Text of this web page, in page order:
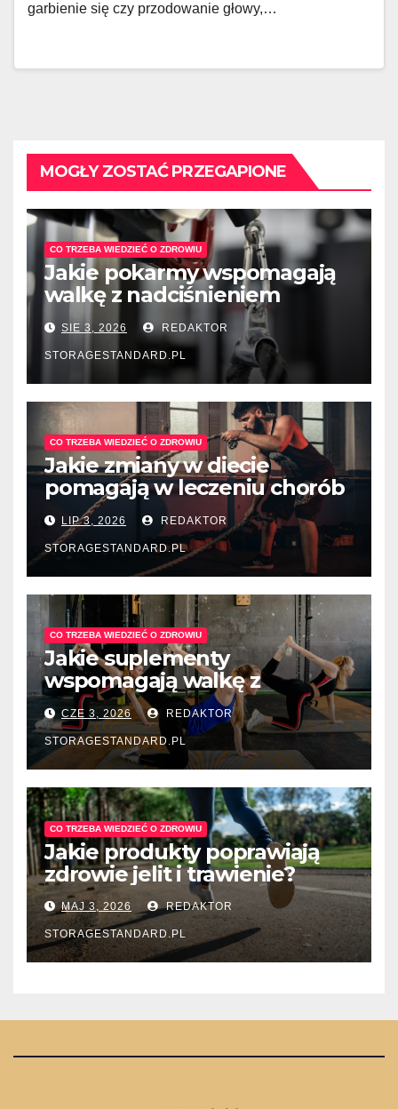
garbienie się czy przodowanie głowy,…
MOGŁY ZOSTAĆ PRZEGAPIONE
CO TRZEBA WIEDZIEĆ O ZDROWIU
Jakie pokarmy wspomagają
walkę z nadciśnieniem
tętniczym?
SIE 3, 2026 REDAKTOR
STORAGESTANDARD.PL
CO TRZEBA WIEDZIEĆ O ZDROWIU
Jakie zmiany w diecie
pomagają w leczeniu chorób
układu pokarmowego?
LIP 3, 2026 REDAKTOR
STORAGESTANDARD.PL
CO TRZEBA WIEDZIEĆ O ZDROWIU
Jakie suplementy
wspomagają walkę z
depresją sezonową?
CZE 3, 2026 REDAKTOR
STORAGESTANDARD.PL
CO TRZEBA WIEDZIEĆ O ZDROWIU
Jakie produkty poprawiają
zdrowie jelit i trawienie?
MAJ 3, 2026 REDAKTOR
STORAGESTANDARD.PL